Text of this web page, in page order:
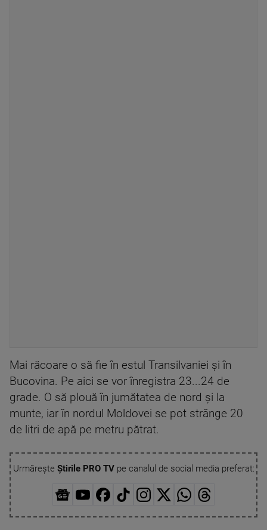
Mai răcoare o să fie în estul Transilvaniei și în
Bucovina. Pe aici se vor înregistra 23...24 de
grade. O să plouă în jumătatea de nord și la
munte, iar în nordul Moldovei se pot strânge 20
de litri de apă pe metru pătrat.
Urmărește Știrile PRO TVpe canalul de social media preferat: